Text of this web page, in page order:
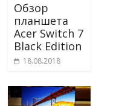
Обзор
планшета
Acer Switch 7
Black Edition
18.08.2018